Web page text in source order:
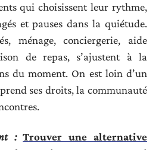
qui choisissent leur rythme,
et pauses dans la quiétude.
ménage, conciergerie, aide
de repas, s’ajustent à la
du moment. On est loin d’un
ses droits, la communauté
: Trouver une alternative